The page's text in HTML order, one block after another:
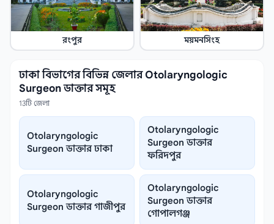
রংপুর ময়মনসিংহ
ঢাকা বিভাগের বিভিন্ন জেলার Otolaryngologic
Surgeon ডাক্তার সমূহ
13টি জেলা
Otolaryngologic
Surgeon ডাক্তার ঢাকা
Otolaryngologic
Surgeon ডাক্তার
ফরিদপুর
Otolaryngologic
Surgeon ডাক্তার গাজীপুর
Otolaryngologic
Surgeon ডাক্তার
গোপালগঞ্জ